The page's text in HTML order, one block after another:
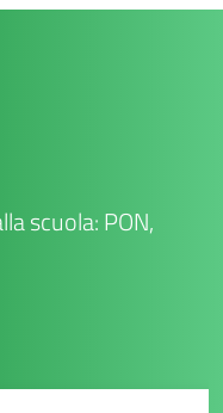
scuola: PON,